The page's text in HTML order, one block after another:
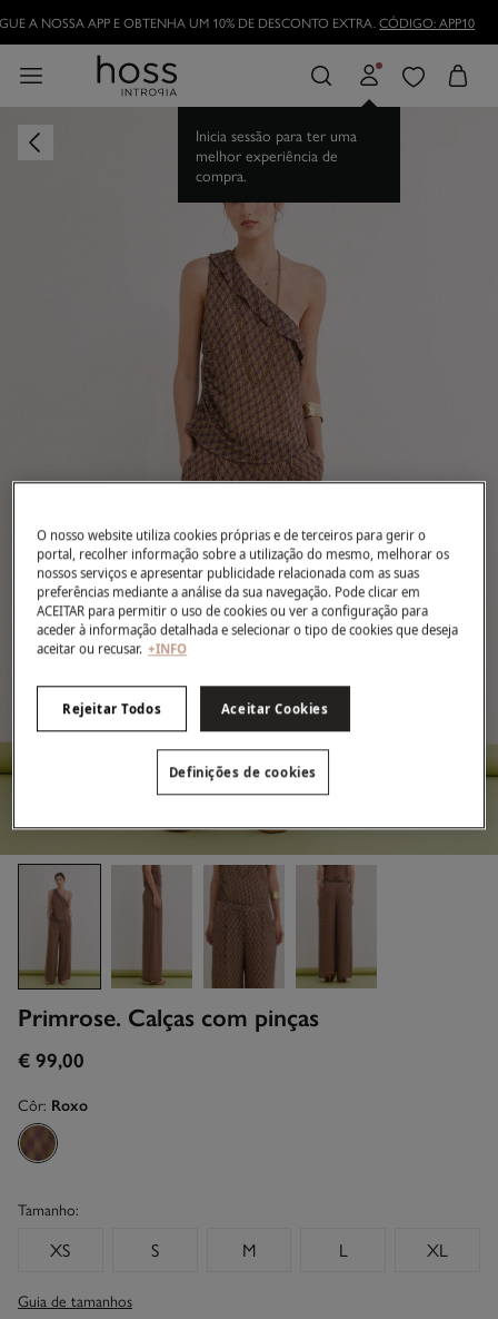
A NOSSA APP E OBTENHA UM 10% DE DESCONTO EXTRA.CÓDIGO: APP10
Inicia sessão para ter uma
melhor experiência de
compra.
Primrose. Calças com pinças
€ 99,00
Côr: Roxo
Tamanho:
XS S M L XL
Guia de tamanhos
O nosso website utiliza cookies próprias e de terceiros para gerir o
portal, recolher informação sobre a utilização do mesmo, melhorar os
nossos serviços e apresentar publicidade relacionada com as suas
preferências mediante a análise da sua navegação. Pode clicar em
ACEITAR para permitir o uso de cookies ou ver a configuração para
aceder à informação detalhada e selecionar o tipo de cookies que deseja
aceitar ou recusar. +INFO
Rejeitar Todos Aceitar Cookies
Definições de cookies